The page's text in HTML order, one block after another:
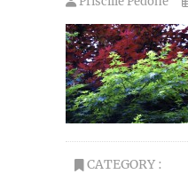
CATEGORY :